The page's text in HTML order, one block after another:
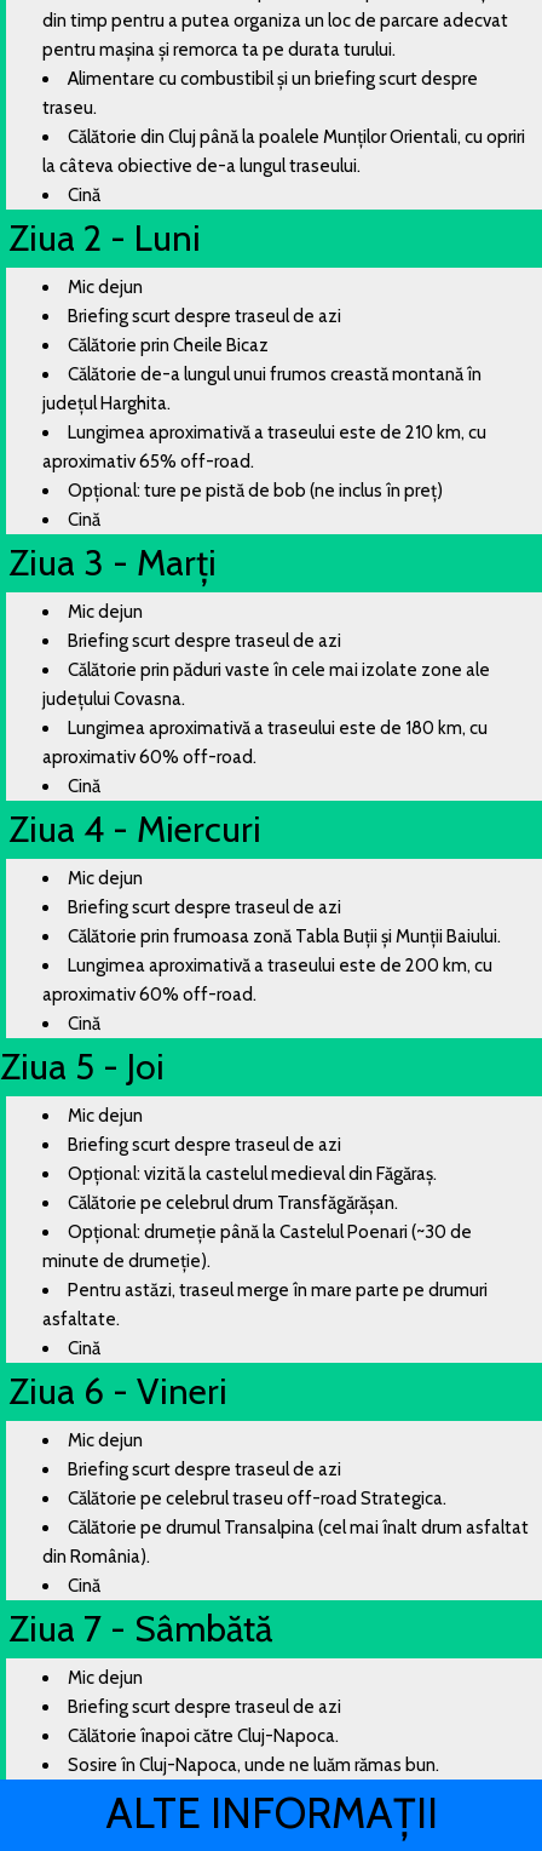
din timp pentru a putea organiza un loc de parcare adecvat
pentru mașina și remorca ta pe durata turului.
Alimentare cu combustibil și un briefing scurt despre
traseu.
Călătorie din Cluj până la poalele Munților Orientali, cu opriri
la câteva obiective de-a lungul traseului.
Cină
Ziua 2 - Luni
Mic dejun
Briefing scurt despre traseul de azi
Călătorie prin Cheile Bicaz
Călătorie de-a lungul unui frumos creastă montană în
județul Harghita.
Lungimea aproximativă a traseului este de 210 km, cu
aproximativ 65% off-road.
Opțional: ture pe pistă de bob (ne inclus în preț)
Cină
Ziua 3 - Marți
Mic dejun
Briefing scurt despre traseul de azi
Călătorie prin păduri vaste în cele mai izolate zone ale
județului Covasna.
Lungimea aproximativă a traseului este de 180 km, cu
aproximativ 60% off-road.
Cină
Ziua 4 - Miercuri
Mic dejun
Briefing scurt despre traseul de azi
Călătorie prin frumoasa zonă Tabla Buții și Munții Baiului.
Lungimea aproximativă a traseului este de 200 km, cu
aproximativ 60% off-road.
Cină
Ziua 5 - Joi
Mic dejun
Briefing scurt despre traseul de azi
Opțional: vizită la castelul medieval din Făgăraș.
Călătorie pe celebrul drum Transfăgărășan.
Opțional: drumeție până la Castelul Poenari (~30 de
minute de drumeție).
Pentru astăzi, traseul merge în mare parte pe drumuri
asfaltate.
Cină
Ziua 6 - Vineri
Mic dejun
Briefing scurt despre traseul de azi
Călătorie pe celebrul traseu off-road Strategica.
Călătorie pe drumul Transalpina (cel mai înalt drum asfaltat
din România).
Cină
Ziua 7 - Sâmbătă
Mic dejun
Briefing scurt despre traseul de azi
Călătorie înapoi către Cluj-Napoca.
Sosire în Cluj-Napoca, unde ne luăm rămas bun.
ALTE INFORMAȚII